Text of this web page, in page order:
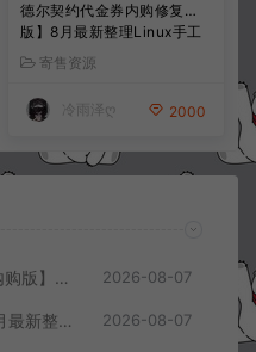
德尔契约代金券内购修复
版】8月最新整理Linux手工
服务端+前后端全套源码+CD
K授权后台+安卓苹果双端
+详细搭建教程+视频教程
寄售资源
冷雨泽ღ 2000
三网H5游戏【九州长生衍H5内购版】8月最新整理Linux手工服务端+管理后台+GM授权后台+简易安卓客户端+详细搭建教程+视频教程 2026-08-07
MT3换皮MH【大梦一场2】8月最新整理Linux手工服务端+源码+管理后台+安卓苹果双端+详细搭建教程+视频教程 2026-08-07